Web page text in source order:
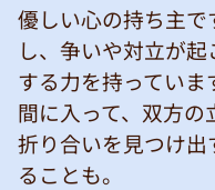
優しい心の持ち主
し、争いや対立が
する力を持ってい
間に入って、双方
折り合いを見つけ
ることも。